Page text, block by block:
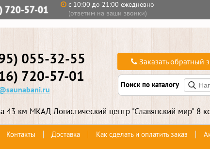
720-57-01
с 10:00 до 21:00 ежедневно
(ответим на ваши звонки)
055-32-55
720-57-01
Заказать обратный
Поиск по каталогу
43 км МКАД Логистический центр "Славянский мир" 8
Контакты Доставка Как сделать и оплатить заказ